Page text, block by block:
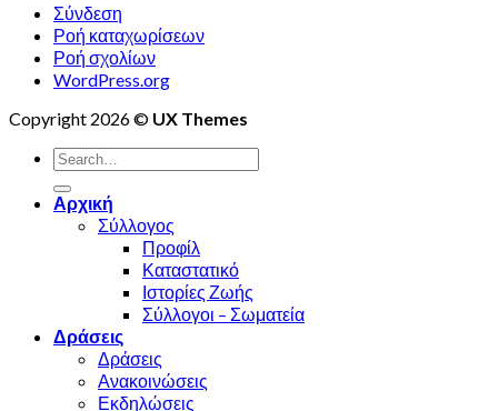
Σύνδεση
Ροή καταχωρίσεων
Ροή σχολίων
WordPress.org
Copyright 2026 © UX Themes
Αρχική
Σύλλογος
Προφίλ
Καταστατικό
Ιστορίες Ζωής
Σύλλογοι – Σωματεία
Δράσεις
Δράσεις
Ανακοινώσεις
Εκδηλώσεις